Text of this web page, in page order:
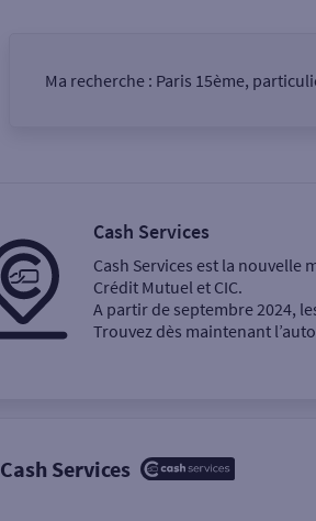
Ma recherche : Paris 15ème,
Ma recherche
Retrait de billets €
Cash Services
Cash Services est la nouvelle
Crédit Mutuel et CIC.
A partir de septembre 2024,
Trouvez dès maintenant
Cash Services